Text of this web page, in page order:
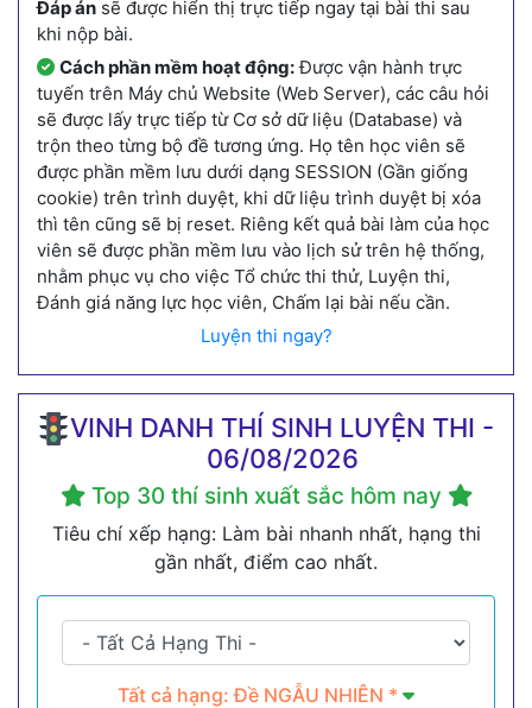
Đáp án sẽ được hiển thị trực tiếp ngay tại bài thi sau
khi nộp bài.
Cách phần mềm hoạt động:Được vận hành trực
tuyến trên Máy chủ Website (Web Server), các câu hỏi
sẽ được lấy trực tiếp từ Cơ sở dữ liệu (Database) và
trộn theo từng bộ đề tương ứng. Họ tên học viên sẽ
được phần mềm lưu dưới dạng SESSION (Gần giống
cookie) trên trình duyệt, khi dữ liệu trình duyệt bị xóa
thì tên cũng sẽ bị reset. Riêng kết quả bài làm của học
viên sẽ được phần mềm lưu vào lịch sử trên hệ thống,
nhằm phục vụ cho việc Tổ chức thi thử, Luyện thi,
Đánh giá năng lực học viên, Chấm lại bài nếu cần.
Luyện thi ngay?
VINH DANH THÍ SINH LUYỆN THI -
06/08/2026
Top 30 thí sinh xuất sắc hôm nay
Tiêu chí xếp hạng: Làm bài nhanh nhất, hạng thi
gần nhất, điểm cao nhất.
Tất cả hạng: Đề NGẪU NHIÊN *